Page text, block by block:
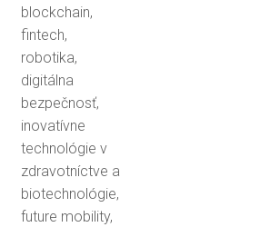
blockchain,
fintech,
robotika,
digitálna
bezpečnosť,
inovatívne
technológie v
zdravotníctve a
biotechnológie,
future mobility,